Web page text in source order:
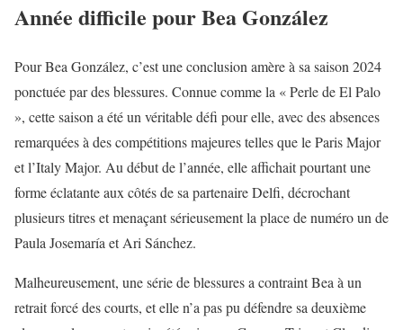
Année difficile pour Bea González
Pour Bea González, c’est une conclusion amère à sa saison 2024
ponctuée par des blessures. Connue comme la « Perle de El Palo
», cette saison a été un véritable défi pour elle, avec des absences
remarquées à des compétitions majeures telles que le Paris Major
et l’Italy Major. Au début de l’année, elle affichait pourtant une
forme éclatante aux côtés de sa partenaire Delfi, décrochant
plusieurs titres et menaçant sérieusement la place de numéro un de
Paula Josemaría et Ari Sánchez.
Malheureusement, une série de blessures a contraint Bea à un
retrait forcé des courts, et elle n’a pas pu défendre sa deuxième